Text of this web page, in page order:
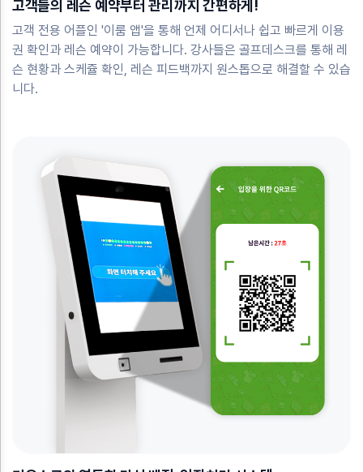
고객들의 레슨 예약부터 관리까지 간편하게!
고객 전용 어플인 '이룸 앱'을 통해 언제 어디서나 쉽고 빠르게 이용
권 확인과 레슨 예약이 가능합니다. 강사들은 골프데스크를 통해 레
슨 현황과 스케쥴 확인, 레슨 피드백까지 원스톱으로 해결할 수 있습
니다.